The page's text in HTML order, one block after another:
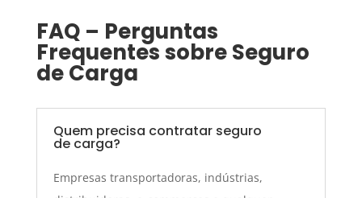
FAQ – Perguntas
Frequentes sobre Seguro
de Carga
Quem precisa contratar seguro
de carga?
Empresas transportadoras, indústrias,